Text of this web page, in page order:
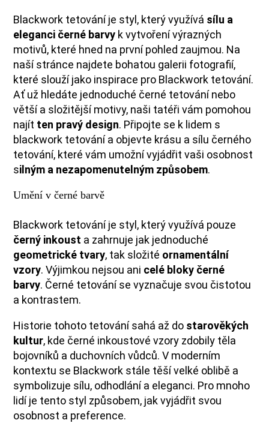
Blackwork tetování je styl, který využívá sílu a
eleganci černé barvy k vytvoření výrazných
motivů, které hned na první pohled zaujmou. Na
naší stránce najdete bohatou galerii fotografií,
které slouží jako inspirace pro Blackwork tetování.
Ať už hledáte jednoduché černé tetování nebo
větší a složitější motivy, naši tatéři vám pomohou
najít ten pravý design. Připojte se k lidem s
blackwork tetování a objevte krásu a sílu černého
tetování, které vám umožní vyjádřit vaši osobnost
silným a nezapomenutelným způsobem.
Umění v černé barvě
Blackwork tetování je styl, který využívá pouze
černý inkoust a zahrnuje jak jednoduché
geometrické tvary, tak složité ornamentální
vzory. Výjimkou nejsou ani celé bloky černé
barvy. Černé tetování se vyznačuje svou čistotou
a kontrastem.
Historie tohoto tetování sahá až do starověkých
kultur, kde černé inkoustové vzory zdobily těla
bojovníků a duchovních vůdců. V moderním
kontextu se Blackwork stále těší velké oblibě a
symbolizuje sílu, odhodlání a eleganci. Pro mnoho
lidí je tento styl způsobem, jak vyjádřit svou
osobnost a preference.